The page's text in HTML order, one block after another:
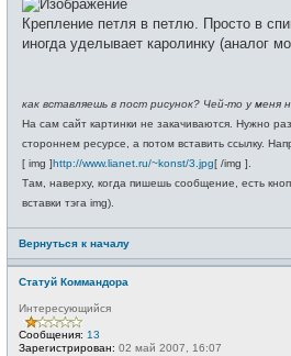
Крепление петля в петлю. Просто в
иногда уделывает каролинку (аналог
как вставляешь в пост рисунок? Чей-то у меня
На сам сайт картинки не закачиваются. Нужно
стороннем ресурсе, а потом вставить ссылку.
[ img ]http://www.lianet.ru/~konst/3.jpg[ /img ].
Там, наверху, когда пишешь сообщение, есть
вставки тэга img).
Вернуться к началу
Статуй Коммандора
Интересующийся
Сообщения: 13
Зарегистрирован: 02 май 2007, 16:07